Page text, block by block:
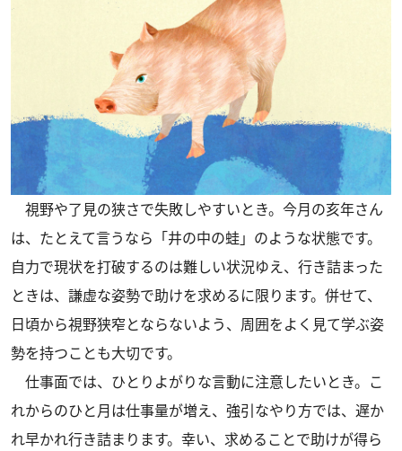
視野や了見の狭さで失敗しやすいとき。今月の亥年さん
は、たとえて言うなら「井の中の蛙」のような状態です。
自力で現状を打破するのは難しい状況ゆえ、行き詰まった
ときは、謙虚な姿勢で助けを求めるに限ります。併せて、
日頃から視野狭窄とならないよう、周囲をよく見て学ぶ姿
勢を持つことも大切です。
仕事面では、ひとりよがりな言動に注意したいとき。こ
れからのひと月は仕事量が増え、強引なやり方では、遅か
れ早かれ行き詰まります。幸い、求めることで助けが得ら